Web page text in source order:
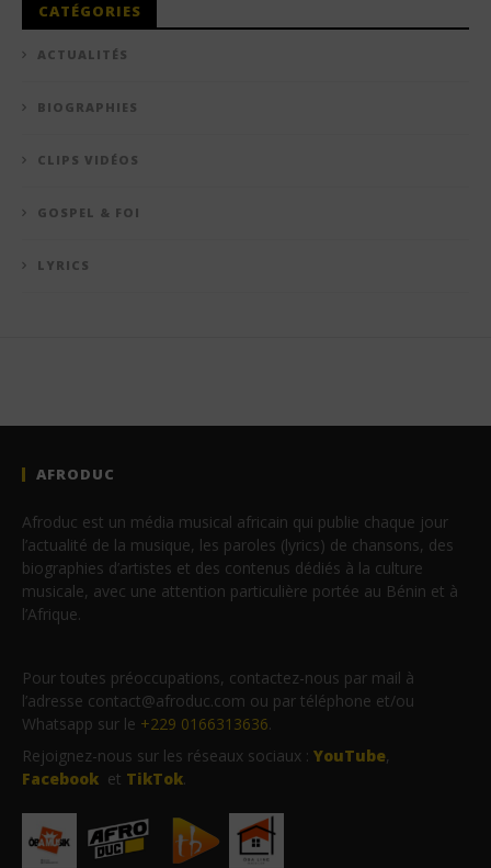
CATÉGORIES
ACTUALITÉS
BIOGRAPHIES
CLIPS VIDÉOS
GOSPEL & FOI
LYRICS
AFRODUC
Afroduc est un média musical africain qui publie chaque jour
l’actualité de la musique, les paroles (lyrics) de chansons, des
biographies d’artistes et des contenus dédiés à la culture
musicale, avec une attention particulière portée au Bénin et à
l’Afrique.
Pour toutes préoccupations, contactez-nous par mail à
l’adresse contact@afroduc.com ou par téléphone et/ou
Whatsapp sur le +229 0166313636.
Rejoignez-nous sur les réseaux sociaux : YouTube,
Facebook et TikTok.